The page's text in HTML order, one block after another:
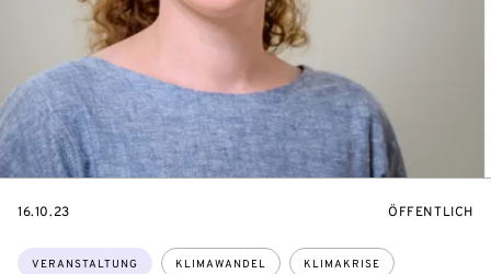
Themen:
VERANSTALTUNG KLIMAWANDEL KLIMAKRISE
EVENTBEGINSON
16.10.23 ÖFFENTLICH